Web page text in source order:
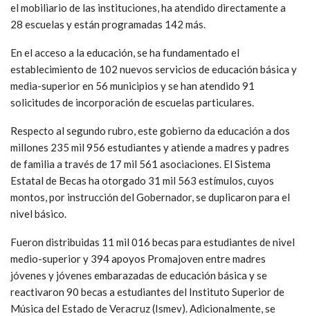
el mobiliario de las instituciones, ha atendido directamente a
28 escuelas y están programadas 142 más.
En el acceso a la educación, se ha fundamentado el
establecimiento de 102 nuevos servicios de educación básica y
media-superior en 56 municipios y se han atendido 91
solicitudes de incorporación de escuelas particulares.
Respecto al segundo rubro, este gobierno da educación a dos
millones 235 mil 956 estudiantes y atiende a madres y padres
de familia a través de 17 mil 561 asociaciones. El Sistema
Estatal de Becas ha otorgado 31 mil 563 estímulos, cuyos
montos, por instrucción del Gobernador, se duplicaron para el
nivel básico.
Fueron distribuidas 11 mil 016 becas para estudiantes de nivel
medio-superior y 394 apoyos Promajoven entre madres
jóvenes y jóvenes embarazadas de educación básica y se
reactivaron 90 becas a estudiantes del Instituto Superior de
Música del Estado de Veracruz (Ismev). Adicionalmente, se